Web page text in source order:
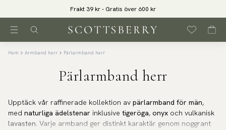
Frakt 39 kr - Gratis över 600 kr
Hem Armband herr Pärlarmband herr
Pärlarmband herr
Upptäck vår raffinerade kollektion av pärlarmband för män,
med naturliga ädelstenar inklusive tigeröga, onyx och vulkanisk
lavasten. Varje armband ger distinkt karaktär genom noggrant